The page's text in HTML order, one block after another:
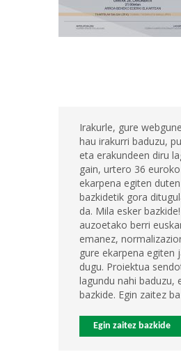
Irakurle, gure
hau irakurri baduzu,
eta erakundeen diru
gain, urtero 36
ekarpena egiten
bazkidetik gora
da. Mila esker
auzoetako berri
emanez,
gure ekarpena egiten
dugu. Proiektua
lagundu nahi baduzu,
bazkide. Egin zaitez
Egin zaitez bazkide